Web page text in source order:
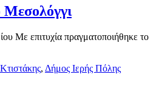
Μεσολόγγι
Με επιτυχία πραγματοποιήθηκε το
, Δήμος Ιερής Πόλης